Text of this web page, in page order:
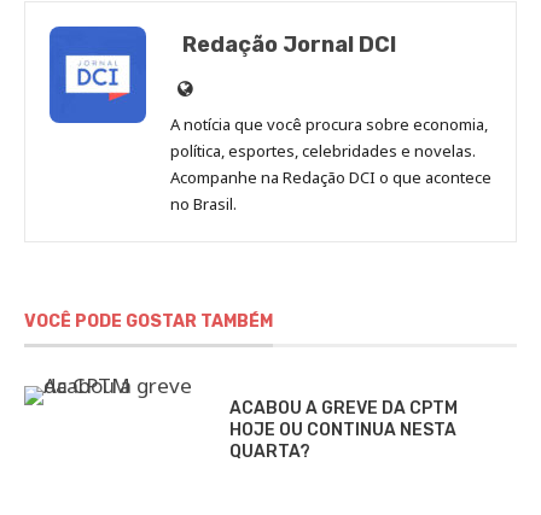
Redação Jornal DCI
Site
de
Redação
Jornal
DCI
A notícia que você procura sobre economia,
política, esportes, celebridades e novelas.
Acompanhe na Redação DCI o que acontece
no Brasil.
VOCÊ PODE GOSTAR TAMBÉM
ACABOU A GREVE DA CPTM
HOJE OU CONTINUA NESTA
QUARTA?